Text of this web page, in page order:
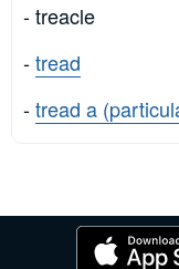
- treacle
-tread
-tread a